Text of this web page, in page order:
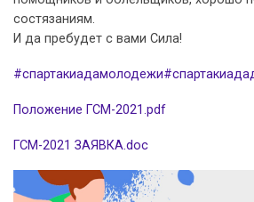
состязаниям.
И да пребудет с вами Сила!
#спартакиадамолодежи
Положение ГСМ-2021.pdf
ГСМ-2021 ЗАЯВКА.doc